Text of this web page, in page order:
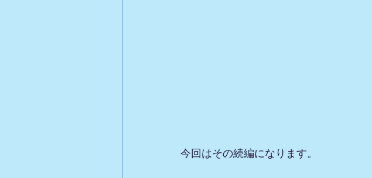
今回はその続編になります。